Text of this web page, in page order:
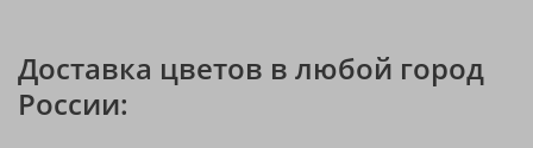
Доставка цветов в любой город
России: